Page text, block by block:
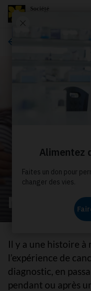
Nos
Il y a une histoire à
l’expérience de
diagnostic, en
pendant ou après